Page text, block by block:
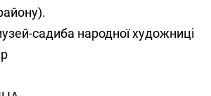
садиба народної художниці